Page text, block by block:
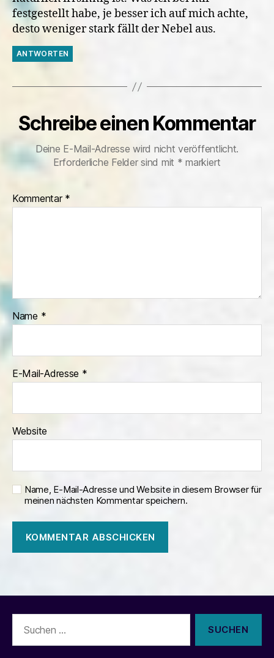
festgestellt habe, je besser ich auf mich achte,
desto weniger stark fällt der Nebel aus.
ANTWORTEN
Schreibe einen Kommentar
Deine E-Mail-Adresse wird nicht veröffentlicht.
Erforderliche Felder sind mit * markiert
Kommentar *
Name *
E-Mail-Adresse *
Website
Name, E-Mail-Adresse und Website in diesem Browser für
meinen nächsten Kommentar speichern.
nach: